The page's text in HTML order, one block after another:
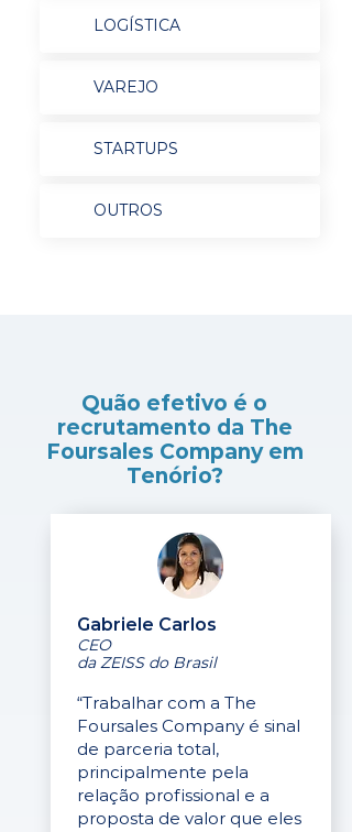
LOGÍSTICA
VAREJO
STARTUPS
OUTROS
Quão efetivo é o
recrutamento da The
Foursales Company em
Tenório?
Gabriele Carlos
CEO
da ZEISS do Brasil
“Trabalhar com a The
Foursales Company é sinal
de parceria total,
principalmente pela
relação profissional e a
proposta de valor que eles